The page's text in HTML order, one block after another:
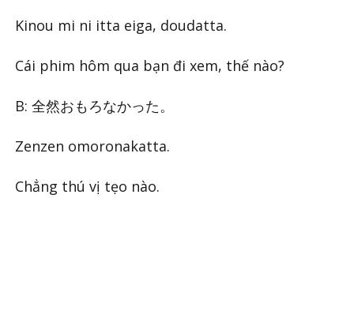
Kinou mi ni itta eiga, doudatta.
Cái phim hôm qua bạn đi xem, thế nào?
B: 全然おもろなかった。
Zenzen omoronakatta.
Chẳng thú vị tẹo nào.